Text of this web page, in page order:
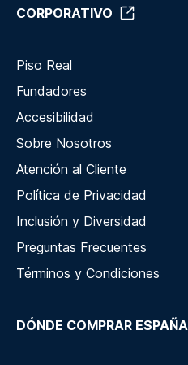
CORPORATIVO
Piso Real
Fundadores
Accesibilidad
Sobre Nosotros
Atención al Cliente
Política de Privacidad
Inclusión y Diversidad
Preguntas Frecuentes
Términos y Condiciones
DÓNDE COMPRAR ESPAÑA